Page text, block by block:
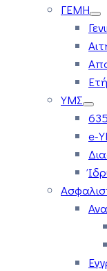
ΓΕΜΗ
ΥΜΣ
e-